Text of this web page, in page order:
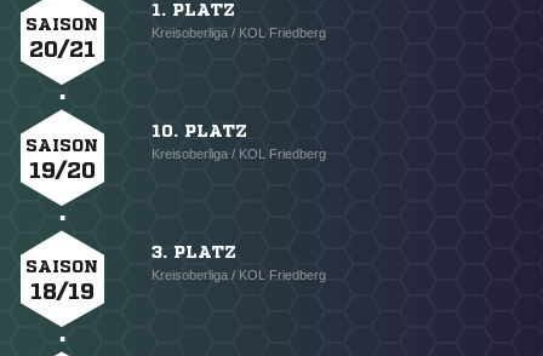
SAISON
20/21
1. PLATZ
Kreisoberliga / KOL Friedberg
SAISON
19/20
10. PLATZ
Kreisoberliga / KOL Friedberg
SAISON
18/19
3. PLATZ
Kreisoberliga / KOL Friedberg